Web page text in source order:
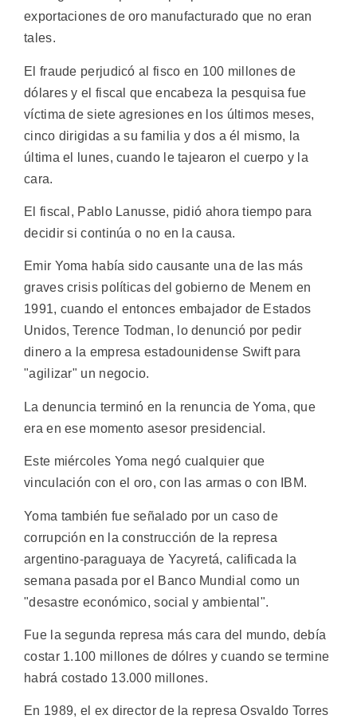
exportaciones de oro manufacturado que no eran
tales.
El fraude perjudicó al fisco en 100 millones de
dólares y el fiscal que encabeza la pesquisa fue
víctima de siete agresiones en los últimos meses,
cinco dirigidas a su familia y dos a él mismo, la
última el lunes, cuando le tajearon el cuerpo y la
cara.
El fiscal, Pablo Lanusse, pidió ahora tiempo para
decidir si continúa o no en la causa.
Emir Yoma había sido causante una de las más
graves crisis políticas del gobierno de Menem en
1991, cuando el entonces embajador de Estados
Unidos, Terence Todman, lo denunció por pedir
dinero a la empresa estadounidense Swift para
"agilizar" un negocio.
La denuncia terminó en la renuncia de Yoma, que
era en ese momento asesor presidencial.
Este miércoles Yoma negó cualquier que
vinculación con el oro, con las armas o con IBM.
Yoma también fue señalado por un caso de
corrupción en la construcción de la represa
argentino-paraguaya de Yacyretá, calificada la
semana pasada por el Banco Mundial como un
"desastre económico, social y ambiental".
Fue la segunda represa más cara del mundo, debía
costar 1.100 millones de dólres y cuando se termine
habrá costado 13.000 millones.
En 1989, el ex director de la represa Osvaldo Torres